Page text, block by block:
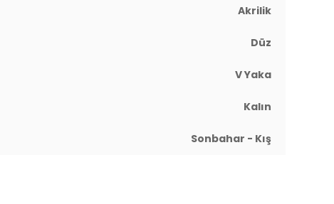
Akrilik
Düz
V Yaka
Kalın
Sonbahar - Kış